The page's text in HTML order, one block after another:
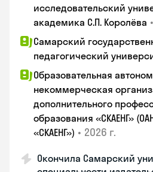
исследовательский
академика С.П. Королёва •
Самарский
педагогический
Образовательная
некоммерческая
дополнительного
образования «СКАЕНГ»
«СКАЕНГ») • 2026 г.
Окончила Самарский